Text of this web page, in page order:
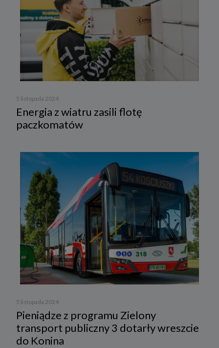
5 listopada 2024
Energia z wiatru zasili flotę
paczkomatów
5 listopada 2024
Pieniądze z programu Zielony
transport publiczny 3 dotarły wreszcie
do Konina